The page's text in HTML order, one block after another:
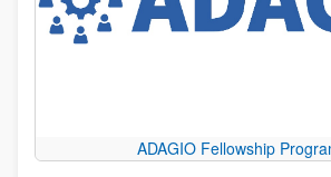
ADAGIO Fellowship